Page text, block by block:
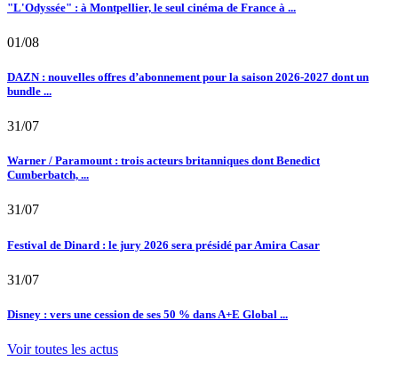
"L'Odyssée" : à Montpellier, le seul cinéma de France à ...
01/08
DAZN : nouvelles offres d’abonnement pour la saison 2026-2027 dont un
bundle ...
31/07
Warner / Paramount : trois acteurs britanniques dont Benedict
Cumberbatch, ...
31/07
Festival de Dinard : le jury 2026 sera présidé par Amira Casar
31/07
Disney : vers une cession de ses 50 % dans A+E Global ...
Voir toutes les actus